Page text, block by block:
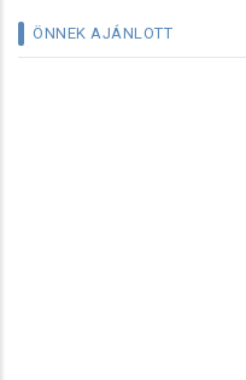
ÖNNEK AJÁNLOTT